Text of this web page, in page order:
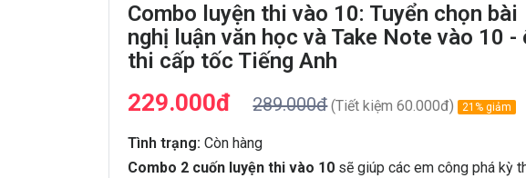
Combo luyện thi vào 10: Tuyển chọn bài
nghị luận văn học và Take Note vào 10 -
thi cấp tốc Tiếng Anh
229.000đ 289.000đ (Tiết kiệm 60.000đ) 21% giảm
Tình trạng: Còn hàng
Combo 2 cuốn luyện thi vào 10 sẽ giúp các em công phá kỳ